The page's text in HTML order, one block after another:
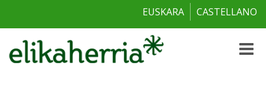
EUSKARA CASTELLANO
Toggle